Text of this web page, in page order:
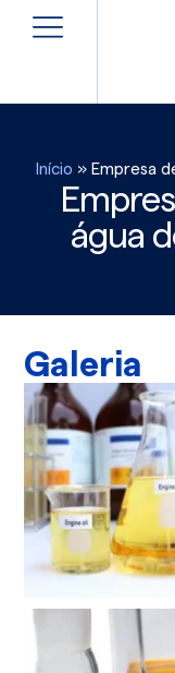
Início » Empresa
água
Galeria